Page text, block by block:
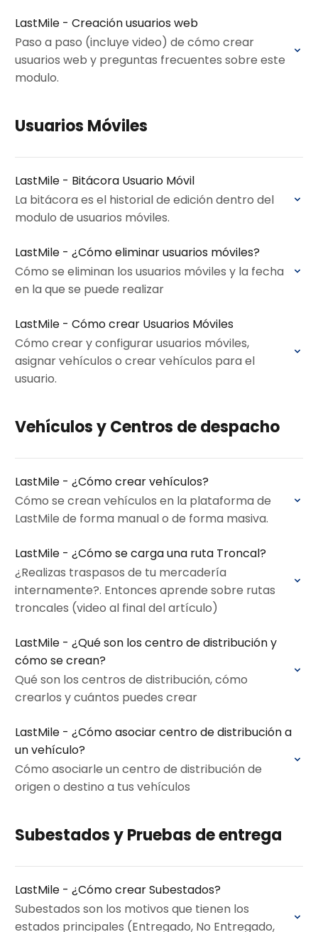
LastMile - Creación usuarios web
Paso a paso (incluye video) de cómo crear
usuarios web y preguntas frecuentes sobre este
modulo.
Usuarios Móviles
LastMile - Bitácora Usuario Móvil
La bitácora es el historial de edición dentro del
modulo de usuarios móviles.
LastMile - ¿Cómo eliminar usuarios móviles?
Cómo se eliminan los usuarios móviles y la fecha
en la que se puede realizar
LastMile - Cómo crear Usuarios Móviles
Cómo crear y configurar usuarios móviles,
asignar vehículos o crear vehículos para el
usuario.
Vehículos y Centros de despacho
LastMile - ¿Cómo crear vehículos?
Cómo se crean vehículos en la plataforma de
LastMile de forma manual o de forma masiva.
LastMile - ¿Cómo se carga una ruta Troncal?
¿Realizas traspasos de tu mercadería
internamente?. Entonces aprende sobre rutas
troncales (video al final del artículo)
LastMile - ¿Qué son los centro de distribución y
cómo se crean?
Qué son los centros de distribución, cómo
crearlos y cuántos puedes crear
LastMile - ¿Cómo asociar centro de distribución a
un vehículo?
Cómo asociarle un centro de distribución de
origen o destino a tus vehículos
Subestados y Pruebas de entrega
LastMile - ¿Cómo crear Subestados?
Subestados son los motivos que tienen los
estados principales (Entregado, No Entregado,